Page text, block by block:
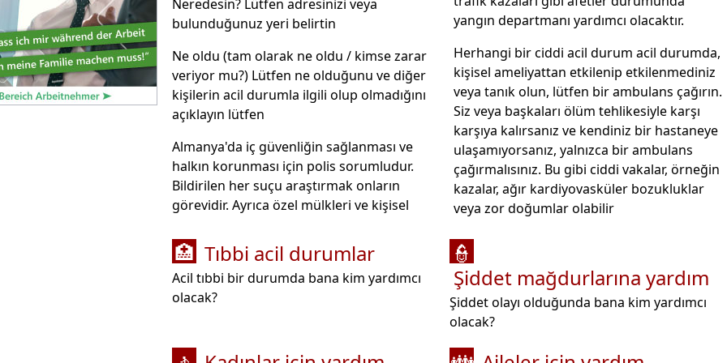
Neredesin? Lütfen adresinizi veya
bulunduğunuz yeri belirtin
Ne oldu (tam olarak ne oldu / kimse zarar
veriyor mu?) Lütfen ne olduğunu ve diğer
kişilerin acil durumla ilgili olup olmadığını
açıklayın lütfen
Almanya'da iç güvenliğin sağlanması ve
halkın korunması için polis sorumludur.
Bildirilen her suçu araştırmak onların
görevidir. Ayrıca özel mülkleri ve kişisel
yangın departmanı yardımcı olacaktır.
Herhangi bir ciddi acil durum acil durumda,
kişisel ameliyattan etkilenip etkilenmediniz
veya tanık olun, lütfen bir ambulans çağırın.
Siz veya başkaları ölüm tehlikesiyle karşı
karşıya kalırsanız ve kendiniz bir hastaneye
ulaşamıyorsanız, yalnızca bir ambulans
çağırmalısınız. Bu gibi ciddi vakalar, örneğin
kazalar, ağır kardiyovasküler bozukluklar
veya zor doğumlar olabilir
🏥 Tıbbi acil durumlar
Acil tıbbi bir durumda bana kim yardımcı
olacak?
👮
Şiddet mağdurlarına yardım
Şiddet olayı olduğunda bana kim yardımcı
olacak?